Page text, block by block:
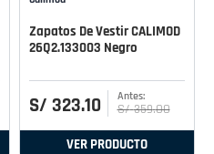
Zapatos De Vestir CALIMOD
26Q2.133003 Negro
S/ 323.10 S/ 359.00
VER PRODUCTO